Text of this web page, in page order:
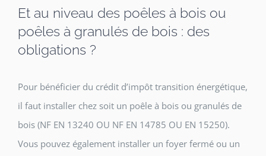
Et au niveau des poêles à bois ou
poêles à granulés de bois : des
obligations ?
Pour bénéficier du crédit d’impôt transition énergétique,
il faut installer chez soit un poêle à bois ou granulés de
bois (NF EN 13240 OU NF EN 14785 OU EN 15250).
Vous pouvez également installer un foyer fermé ou un